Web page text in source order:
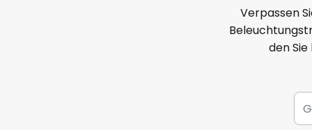
Verpassen
den